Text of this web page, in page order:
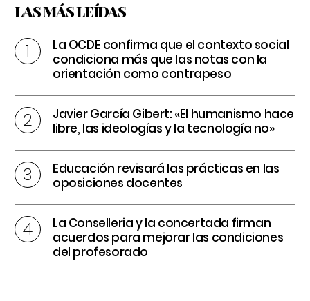
LAS MÁS LEÍDAS
La OCDE confirma que el contexto social
condiciona más que las notas con la
orientación como contrapeso
Javier García Gibert: «El humanismo hace
libre, las ideologías y la tecnología no»
Educación revisará las prácticas en las
oposiciones docentes
La Conselleria y la concertada firman
acuerdos para mejorar las condiciones
del profesorado